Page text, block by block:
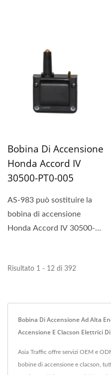
Bobina Di Accensione
Honda Accord IV
30500-PT0-005
AS-983 può sostituire la
bobina di accensione
Honda Accord IV 30500-
Risultato 1 - 12 di 392
Bobina Di Accensione Ad Alta
Accensione E Clacson Elettrici
Asia Traffic offre servizi OEM e
bobine di accensione e clacson,